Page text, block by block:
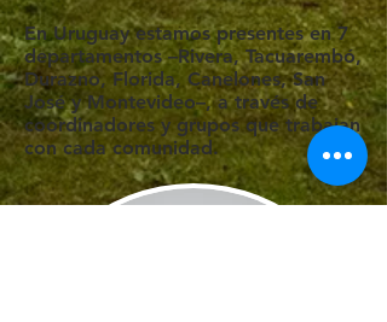
En Uruguay estamos presentes en 7
departamentos –Rivera, Tacuarembó,
Durazno, Florida, Canelones, San
José y Montevideo–, a través de
coordinadores y grupos que trabajan
con cada comunidad.